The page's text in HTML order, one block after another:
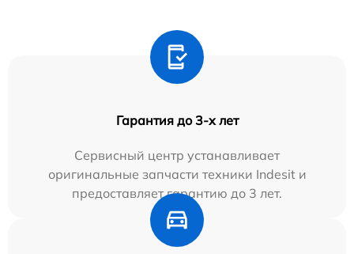
Гарантия до 3-х лет
Сервисный центр устанавливает
оригинальные запчасти техники Indesit и
предоставляет гарантию до 3 лет.